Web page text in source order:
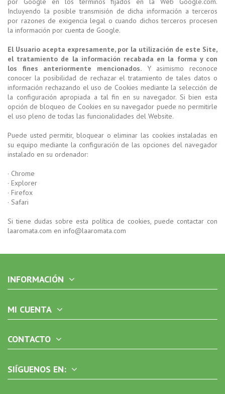
Incluyendo la posible transmisión de dicha información a terceros
por razones de exigencia legal o cuando dichos terceros procesen
la información por cuenta de Google.
El Usuario acepta expresamente, por la utilización de este Site,
el tratamiento de la información recabada en la forma y con
los fines anteriormente mencionados. Y asimismo reconoce
conocer la posibilidad de rechazar el tratamiento de tales datos o
información rechazando el uso de Cookies mediante la selección de
la configuración apropiada a tal fin en su navegador. Si bien esta
opción de bloqueo de Cookies en su navegador puede no permitirle
el uso pleno de todas las funcionalidades del Website.
Puede usted permitir, bloquear o eliminar las cookies instaladas en
su equipo mediante la configuración de las opciones del navegador
instalado en su ordenador:
· Chrome
· Explorer
· Firefox
· Safari
Si tiene dudas sobre esta política de cookies, puede contactar con
laaromata.com en info@laaromata.com
INFORMACIÓN
MI CUENTA
CONTACTO
SIÍGUENOS EN: